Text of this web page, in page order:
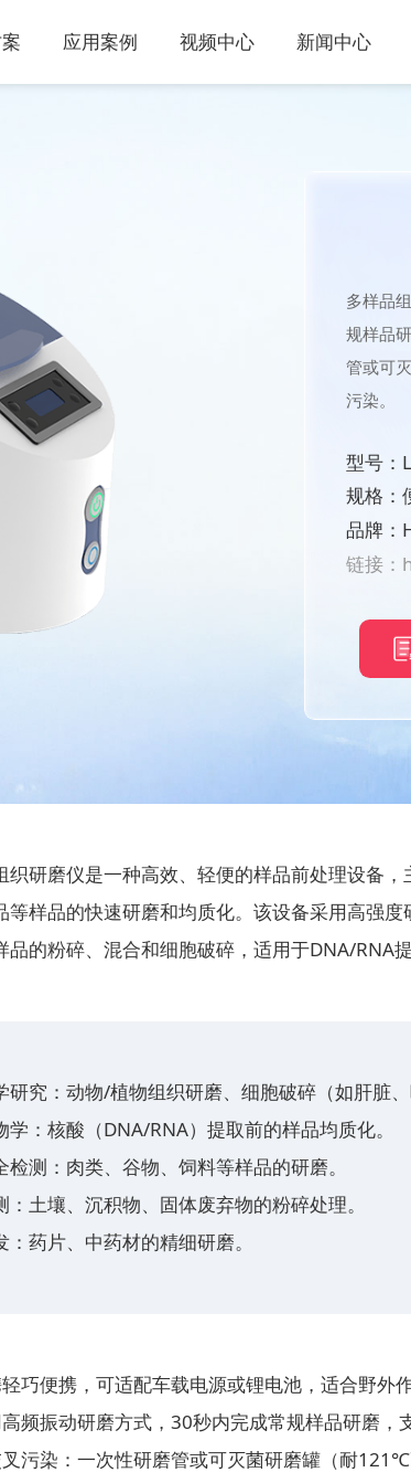
应用案例 视频中心 新闻中心
多样品
规样品
管或可
污染。
型号：
规格：
品牌：
链接：
织研磨仪是一种高效、轻便的样品前处理设备
等样品的快速研磨和均质化。该设备采用高强
品的粉碎、混合和细胞破碎，适用于DNA/RNA
研究：动物/植物组织研磨、细胞破碎（如肝脏、
学：核酸（DNA/RNA）提取前的样品均质化。
检测：肉类、谷物、饲料等样品的研磨。
：土壤、沉积物、固体废弃物的粉碎处理。
：药片、中药材的精细研磨。
巧便携，可适配车载电源或锂电池，适合野外作
频振动研磨方式，30秒内完成常规样品研磨，
污染：一次性研磨管或可灭菌研磨罐（耐121℃